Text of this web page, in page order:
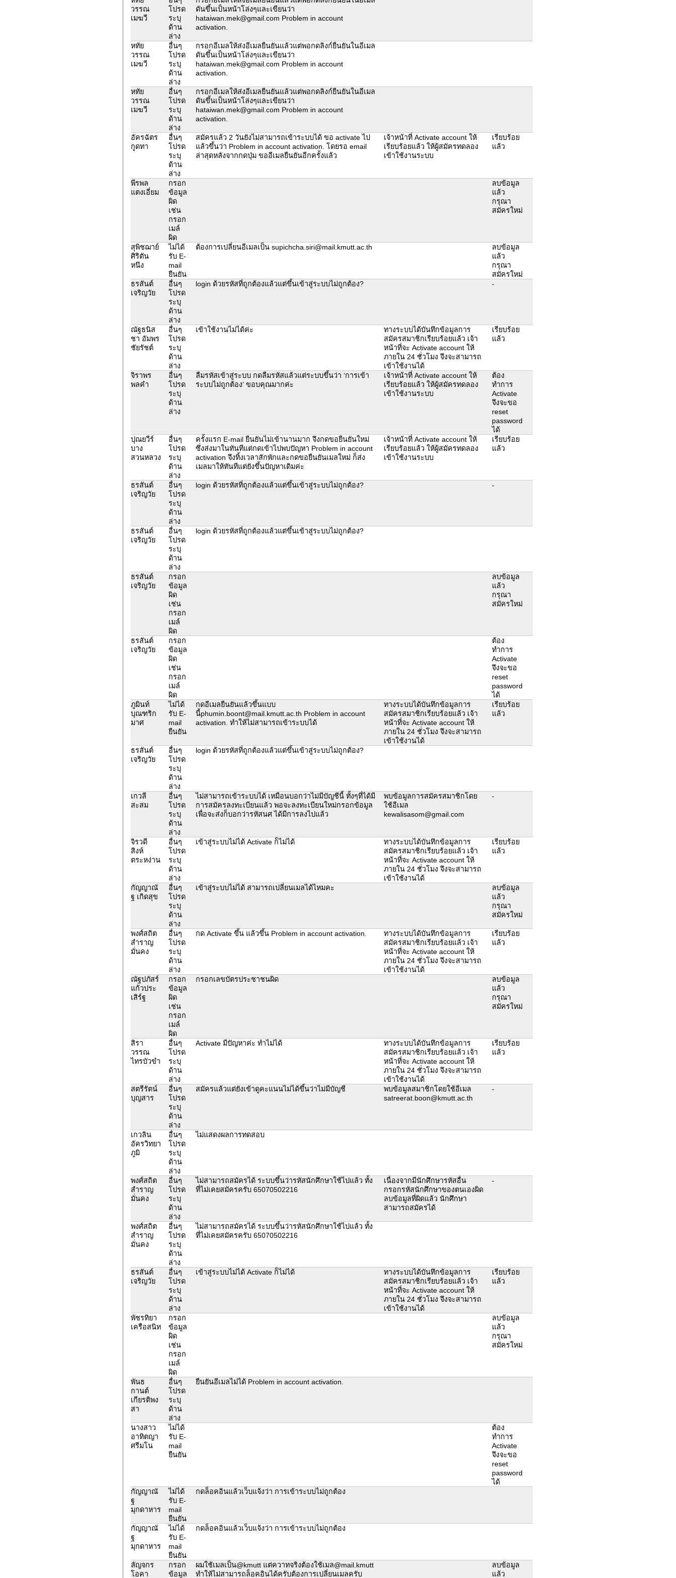
วรรณ
เมฆวี
โปรด
ระบุ
ด้าน
ล่าง
ดันขึ้นเป็นหน้าโล่งๆและเขียนว่า
hataiwan.mek@gmail.com Problem in account
activation.
หทัย
วรรณ
เมฆวี
อื่นๆ
โปรด
ระบุ
ด้าน
ล่าง
กรอกอีเมลให้ส่งอีเมลยืนยันแล้วแต่พอกดลิงก์ยืนยันในอีเมล
ดันขึ้นเป็นหน้าโล่งๆและเขียนว่า
hataiwan.mek@gmail.com Problem in account
activation.
หทัย
วรรณ
เมฆวี
อื่นๆ
โปรด
ระบุ
ด้าน
ล่าง
กรอกอีเมลให้ส่งอีเมลยืนยันแล้วแต่พอกดลิงก์ยืนยันในอีเมล
ดันขึ้นเป็นหน้าโล่งๆและเขียนว่า
hataiwan.mek@gmail.com Problem in account
activation.
อัครฉัตร
กูดทา
อื่นๆ
โปรด
ระบุ
ด้าน
ล่าง
สมัครแล้ว 2 วันยังไม่สามารถเข้าระบบได้ ขอ activate ไป
แล้วขึ้นว่า Problem in account activation. โดยรอ email
ล่าสุดหลังจากกดปุ่ม ขออีเมลยืนยันอีกครั้งแล้ว
เจ้าหน้าที่ Activate account ให้
เรียบร้อยแล้ว ให้ผู้สมัครทดลอง
เข้าใช้งานระบบ
เรียบร้อย
แล้ว
พีรพล
แตงเอี่ยม
กรอก
ข้อมูล
ผิด
เช่น
กรอก
เมล์
ผิด
ลบข้อมูล
แล้ว
กรุณา
สมัครใหม่
สุพิชฌาย์
ศิริตัน
หนึง
ไม่ได้
รับ E-
mail
ยืนยัน
ต้องการเปลี่ยนอีเมลเป็น supichcha.siri@mail.kmutt.ac.th
ลบข้อมูล
แล้ว
กรุณา
สมัครใหม่
ธรสันต์
เจริญวัย
อื่นๆ
โปรด
ระบุ
ด้าน
ล่าง
login ด้วยรหัสที่ถูกต้องแล้วแต่ขึ้นเข้าสู่ระบบไม่ถูกต้อง? -
ณัฐธนิส
ชา อัมพร
ชัยรัชต์
อื่นๆ
โปรด
ระบุ
ด้าน
ล่าง
เข้าใช้งานไม่ได้ค่ะ
ทางระบบได้บันทึกข้อมูลการ
สมัครสมาชิกเรียบร้อยแล้ว เจ้า
หน้าที่จะ Activate account ให้
ภายใน 24 ชั่วโมง จึงจะสามารถ
เข้าใช้งานได้
เรียบร้อย
แล้ว
จิราพร
พลคำ
อื่นๆ
โปรด
ระบุ
ด้าน
ล่าง
ลืมรหัสเข้าสู่ระบบ กดลืมรหัสแล้วแต่ระบบขึ้นว่า ‘การเข้า
ระบบไม่ถูกต้อง’ ขอบคุณมากค่ะ
เจ้าหน้าที่ Activate account ให้
เรียบร้อยแล้ว ให้ผู้สมัครทดลอง
เข้าใช้งานระบบ
ต้อง
ทำการ
Activate
จึงจะขอ
reset
password
ได้
ปุณยวีร์
บาง
สวนหลวง
อื่นๆ
โปรด
ระบุ
ด้าน
ล่าง
ครั้งแรก E-mail ยืนยันไม่เข้านานมาก จึงกดขอยืนยันใหม่
ซึ่งส่งมาในทันทีแต่กดเข้าไปพบปัญหา Problem in account
activation จึงทิ้งเวลาสักพักและกดขอยืนยันเมลใหม่ ก็ส่ง
เมลมาให้ทันทีแต่ยังขึ้นปัญหาเดิมค่ะ
เจ้าหน้าที่ Activate account ให้
เรียบร้อยแล้ว ให้ผู้สมัครทดลอง
เข้าใช้งานระบบ
เรียบร้อย
แล้ว
ธรสันต์
เจริญวัย
อื่นๆ
โปรด
ระบุ
ด้าน
ล่าง
login ด้วยรหัสที่ถูกต้องแล้วแต่ขึ้นเข้าสู่ระบบไม่ถูกต้อง? -
ธรสันต์
เจริญวัย
อื่นๆ
โปรด
ระบุ
ด้าน
ล่าง
login ด้วยรหัสที่ถูกต้องแล้วแต่ขึ้นเข้าสู่ระบบไม่ถูกต้อง?
ธรสันต์
เจริญวัย
กรอก
ข้อมูล
ผิด
เช่น
กรอก
เมล์
ผิด
ลบข้อมูล
แล้ว
กรุณา
สมัครใหม่
ธรสันต์
เจริญวัย
กรอก
ข้อมูล
ผิด
เช่น
กรอก
เมล์
ผิด
ต้อง
ทำการ
Activate
จึงจะขอ
reset
password
ได้
ภูมินท์
บุณฑริก
มาศ
ไม่ได้
รับ E-
mail
ยืนยัน
กดอีเมลยืนยันแล้วขึ้นแบบ
นี้phumin.boont@mail.kmutt.ac.th Problem in account
activation. ทำให้ไม่สามารถเข้าระบบได้
ทางระบบได้บันทึกข้อมูลการ
สมัครสมาชิกเรียบร้อยแล้ว เจ้า
หน้าที่จะ Activate account ให้
ภายใน 24 ชั่วโมง จึงจะสามารถ
เข้าใช้งานได้
เรียบร้อย
แล้ว
ธรสันต์
เจริญวัย
อื่นๆ
โปรด
ระบุ
ด้าน
ล่าง
login ด้วยรหัสที่ถูกต้องแล้วแต่ขึ้นเข้าสู่ระบบไม่ถูกต้อง?
เกวลี
สะสม
อื่นๆ
โปรด
ระบุ
ด้าน
ล่าง
ไม่สามารถเข้าระบบได้ เหมือนบอกว่าไม่มีบัญชีนี้ ทั้งๆที่ได้มี
การสมัครลงทะเบียนแล้ว พอจะลงทะเบียนใหม่กรอกข้อมูล
เพื่อจะส่งก็บอกว่ารหัสนศ ได้มีการลงไปแล้ว
พบข้อมูลการสมัครสมาชิกโดย
ใช้อีเมล
kewalisasom@gmail.com
-
จิรวดี
สิงห์
ตระหง่าน
อื่นๆ
โปรด
ระบุ
ด้าน
ล่าง
เข้าสู่ระบบไม่ได้ Activate ก็ไม่ได้
ทางระบบได้บันทึกข้อมูลการ
สมัครสมาชิกเรียบร้อยแล้ว เจ้า
หน้าที่จะ Activate account ให้
ภายใน 24 ชั่วโมง จึงจะสามารถ
เข้าใช้งานได้
เรียบร้อย
แล้ว
กัญญาณั
ฐ เกิดสุข
อื่นๆ
โปรด
ระบุ
ด้าน
ล่าง
เข้าสู่ระบบไม่ได้ สามารถเปลี่ยนเมลได้ไหมคะ
ลบข้อมูล
แล้ว
กรุณา
สมัครใหม่
พงศ์สถิต
สำราญ
มั่นคง
อื่นๆ
โปรด
ระบุ
ด้าน
ล่าง
กด Activate ขึ้น แล้วขึ้น Problem in account activation.
ทางระบบได้บันทึกข้อมูลการ
สมัครสมาชิกเรียบร้อยแล้ว เจ้า
หน้าที่จะ Activate account ให้
ภายใน 24 ชั่วโมง จึงจะสามารถ
เข้าใช้งานได้
เรียบร้อย
แล้ว
ณัฐปภัสร์
แก้วประ
เสิร์ฐ
กรอก
ข้อมูล
ผิด
เช่น
กรอก
เมล์
ผิด
กรอกเลขบัตรประชาชนผิด
ลบข้อมูล
แล้ว
กรุณา
สมัครใหม่
สิรา
วรรณ
ไทรบัวขำ
อื่นๆ
โปรด
ระบุ
ด้าน
ล่าง
Activate มีปัญหาค่ะ ทำไม่ได้
ทางระบบได้บันทึกข้อมูลการ
สมัครสมาชิกเรียบร้อยแล้ว เจ้า
หน้าที่จะ Activate account ให้
ภายใน 24 ชั่วโมง จึงจะสามารถ
เข้าใช้งานได้
เรียบร้อย
แล้ว
สตรีรัตน์
บุญสาร
อื่นๆ
โปรด
ระบุ
ด้าน
ล่าง
สมัครแล้วแต่ยังเข้าดูคะแนนไม่ได้ขึ้นว่าไม่มีบัญชี
พบข้อมูลสมาชิกโดยใช้อีเมล
satreerat.boon@kmutt.ac.th
-
เกวลิน
อัครวิทยา
ภูมิ
อื่นๆ
โปรด
ระบุ
ด้าน
ล่าง
ไม่แสดงผลการทดสอบ
พงศ์สถิต
สำราญ
มั่นคง
อื่นๆ
โปรด
ระบุ
ด้าน
ล่าง
ไม่สามารถสมัครได้ ระบบขึ้นว่ารหัสนักศึกษาใช้ไปแล้ว ทั้ง
ที่ไม่เคยสมัครครับ 65070502216
เนื่องจากมีนักศึกษารหัสอื่น
กรอกรหัสนักศึกษาของตนเองผิด
ลบข้อมูลที่ผิดแล้ว นักศึกษา
สามารถสมัครได้
-
พงศ์สถิต
สำราญ
มั่นคง
อื่นๆ
โปรด
ระบุ
ด้าน
ล่าง
ไม่สามารถสมัครได้ ระบบขึ้นว่ารหัสนักศึกษาใช้ไปแล้ว ทั้ง
ที่ไม่เคยสมัครครับ 65070502216
ธรสันต์
เจริญวัย
อื่นๆ
โปรด
ระบุ
ด้าน
ล่าง
เข้าสู่ระบบไม่ได้ Activate ก็ไม่ได้
ทางระบบได้บันทึกข้อมูลการ
สมัครสมาชิกเรียบร้อยแล้ว เจ้า
หน้าที่จะ Activate account ให้
ภายใน 24 ชั่วโมง จึงจะสามารถ
เข้าใช้งานได้
เรียบร้อย
แล้ว
พัชรทิยา
เครือสนิท
กรอก
ข้อมูล
ผิด
เช่น
กรอก
เมล์
ผิด
ลบข้อมูล
แล้ว
กรุณา
สมัครใหม่
พันธ
กานต์
เกียรติพง
สา
อื่นๆ
โปรด
ระบุ
ด้าน
ล่าง
ยืนยันอีเมลไม่ได้ Problem in account activation.
นางสาว
อาทิตญา
ศรีมโน
ไม่ได้
รับ E-
mail
ยืนยัน
ต้อง
ทำการ
Activate
จึงจะขอ
reset
password
ได้
กัญญาณั
ฐ
มุกดาหาร
ไม่ได้
รับ E-
mail
ยืนยัน
กดล็อคอินแล้วเว็บแจ้งว่า การเข้าระบบไม่ถูกต้อง
กัญญาณั
ฐ
มุกดาหาร
ไม่ได้
รับ E-
mail
ยืนยัน
กดล็อคอินแล้วเว็บแจ้งว่า การเข้าระบบไม่ถูกต้อง
ลัญจกร
โอคา
กรอก
ข้อมูล
ผมใช้เมลเป็น@kmutt แต่ควาทจริงต้องใช้เมล@mail.kmutt
ทำให้ไม่สามารถล็อคอินได้ครับต้องการเปลี่ยนเมลครับ
ลบข้อมูล
แล้ว